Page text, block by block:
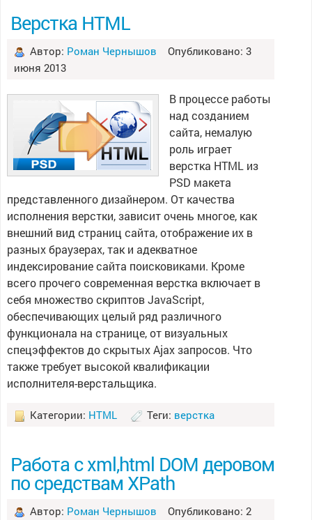
Верстка HTML
Автор: Роман Чернышов Опубликовано: 3
июня 2013
В процессе работы
над созданием
сайта, немалую
роль играет
верстка HTML из
PSD макета
представленного дизайнером. От качества
исполнения верстки, зависит очень многое, как
внешний вид страниц сайта, отображение их в
разных браузерах, так и адекватное
индексирование сайта поисковиками. Кроме
всего прочего современная верстка включает в
себя множество скриптов JavaScript,
обеспечивающих целый ряд различного
функционала на странице, от визуальных
спецэффектов до скрытых Ajax запросов. Что
также требует высокой квалификации
исполнителя-верстальщика.
Категории: HTML Теги: верстка
Работа с xml,html DOM деровом
по средствам XPath
Автор: Роман Чернышов Опубликовано: 2